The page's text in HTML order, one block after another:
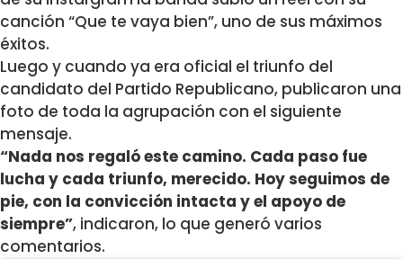
canción “Que te vaya bien”, uno de sus máximos
éxitos.
Luego y cuando ya era oficial el triunfo del
candidato del Partido Republicano, publicaron una
foto de toda la agrupación con el siguiente
mensaje.
“Nada nos regaló este camino. Cada paso fue
lucha y cada triunfo, merecido. Hoy seguimos de
pie, con la convicción intacta y el apoyo de
siempre”, indicaron, lo que generó varios
comentarios.